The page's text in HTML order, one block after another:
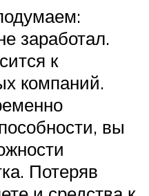
заработал.
к
компаний.
вы
Потеряв